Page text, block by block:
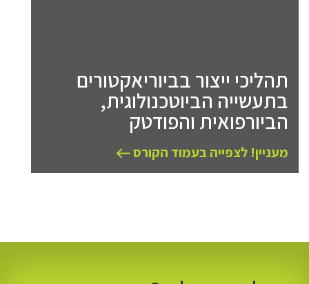
תהליכי ייצור בביוריאקטורים
בתעשייה הביוטכנולוגית,
הביורפואית והפודטק
מעניין! לצפייה בעמוד הקורס